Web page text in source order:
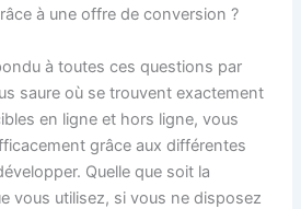
à une offre de conversion ?
à toutes ces questions par
saure où se trouvent exactement
en ligne et hors ligne, vous
grâce aux différentes
Quelle que soit la
vous utilisez, si vous ne disposez